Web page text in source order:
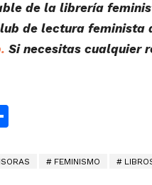
de la librería
de lectura
Si necesitas cualquier
FEMINISMO